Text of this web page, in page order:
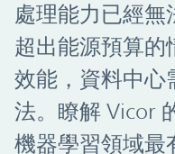
處理能力已經無
超出能源預算的
效能，資料中心
法。瞭解 Vicor
機器學習領域最